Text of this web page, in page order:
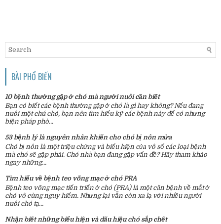
BÀI PHỔ BIẾN
10 bệnh thường gặp ở chó mà người nuôi cần biết
Bạn có biết các bệnh thường gặp ở chó là gì hay không? Nếu đang
nuôi một chú chó, bạn nên tìm hiểu kỹ các bệnh này để có nhưng
biện pháp phò...
53 bệnh lý là nguyên nhân khiến cho chó bị nôn mửa
Chó bị nôn là một triệu chứng và biểu hiện của vô số các loại bệnh
mà chó sẽ gặp phải. Chó nhà bạn đang gặp vấn đề? Hãy tham khảo
ngay những...
Tìm hiểu về bệnh teo võng mạc ở chó PRA
Bệnh teo võng mạc tiến triển ở chó (PRA) là một căn bệnh về mắt ở
chó vô cùng nguy hiểm. Nhưng lại vẫn còn xa lạ với nhiều người
nuôi chó tạ...
Nhận biết những biểu hiện và dấu hiệu chó sắp chết